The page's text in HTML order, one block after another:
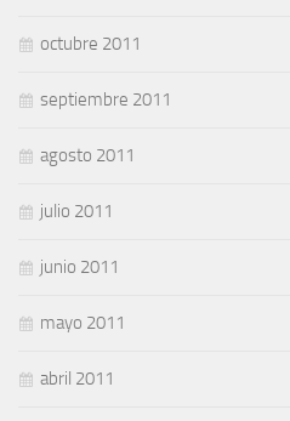
octubre 2011
septiembre 2011
agosto 2011
julio 2011
junio 2011
mayo 2011
abril 2011